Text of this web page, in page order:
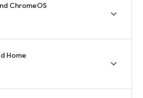
ChromeOS

Home
